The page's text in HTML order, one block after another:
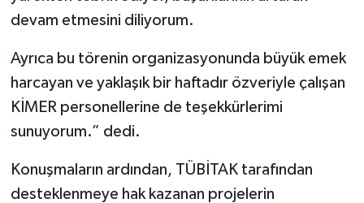
devam etmesini diliyorum.
Ayrıca bu törenin organizasyonunda büyük emek
harcayan ve yaklaşık bir haftadır özveriyle çalışan
KİMER personellerine de teşekkürlerimi
sunuyorum.” dedi.
Konuşmaların ardından, TÜBİTAK tarafından
desteklenmeye hak kazanan projelerin